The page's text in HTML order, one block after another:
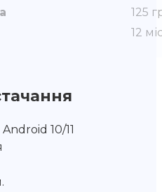
125
12
10/11